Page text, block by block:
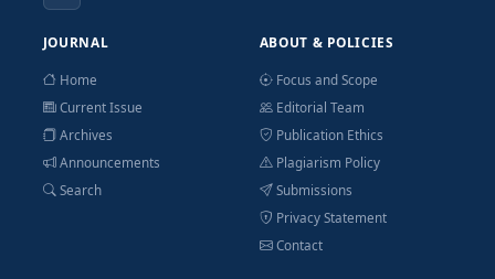
JOURNAL
Home
Current Issue
Archives
Announcements
Search
ABOUT & POLICIES
Focus and Scope
Editorial Team
Publication Ethics
Plagiarism Policy
Submissions
Privacy Statement
Contact